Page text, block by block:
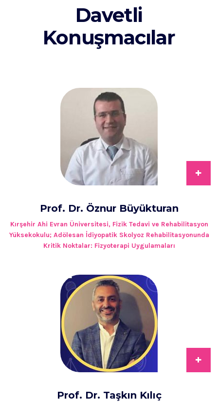
Davetli
Konuşmacılar
+
Prof. Dr. Öznur Büyükturan
Kırşehir Ahi Evran Üniversitesi, Fizik Tedavi ve Rehabilitasyon
Yüksekokulu; Adölesan İdiyopatik Skolyoz Rehabilitasyonunda
Kritik Noktalar: Fizyoterapi Uygulamaları
+
Prof. Dr. Taşkın Kılıç